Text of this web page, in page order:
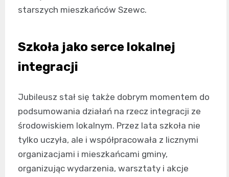
starszych mieszkańców Szewc.
Szkoła jako serce lokalnej
integracji
Jubileusz stał się także dobrym momentem do
podsumowania działań na rzecz integracji ze
środowiskiem lokalnym. Przez lata szkoła nie
tylko uczyła, ale i współpracowała z licznymi
organizacjami i mieszkańcami gminy,
organizując wydarzenia, warsztaty i akcje